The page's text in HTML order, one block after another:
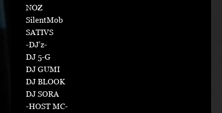
NOZ
SilentMob
SATIVS
-DJ’z-
DJ 5-G
DJ GUMI
DJ BLOOK
DJ SORA
-HOST MC-